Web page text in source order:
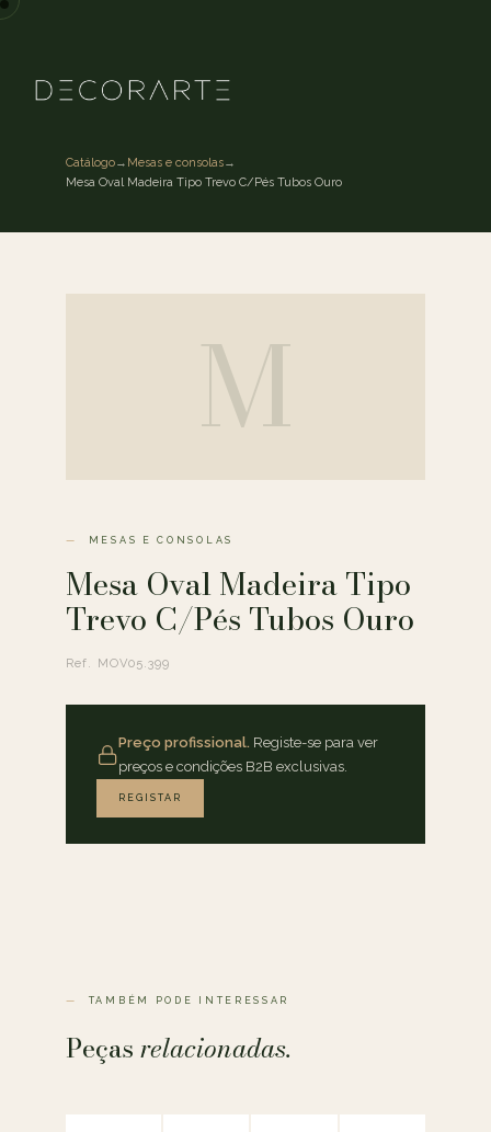
Catálogo→ Mesas e consolas→
Mesa Oval Madeira Tipo Trevo C/Pés Tubos Ouro
M
MESAS E CONSOLAS
Mesa Oval Madeira Tipo
Trevo C/Pés Tubos Ouro
Ref. MOV05.399
Preço profissional. Registe-se para ver
preços e condições B2B exclusivas.
REGISTAR
TAMBÉM PODE INTERESSAR
Peçasrelacionadas.